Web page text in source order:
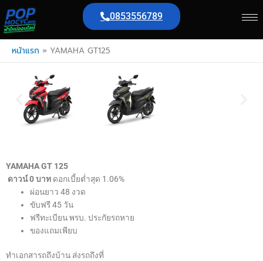
to
content
0853556789
หน้าแรก » YAMAHA GT125
YAMAHA GT 125
ดาวน์ 0 บาท ดอกเบี้ยต่ำสุด 1.06%
ผ่อนยาว 48 งวด
ขับฟรี 45 วัน
ฟรีทะเบียน พรบ. ประกัยรถหาย
ของแถมเพียบ
ทำเอกสารถถึงบ้าน ส่งรถถึงที่